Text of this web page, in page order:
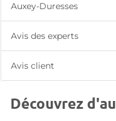
Auxey-Duresses
Avis des experts
Avis client
Découvrez